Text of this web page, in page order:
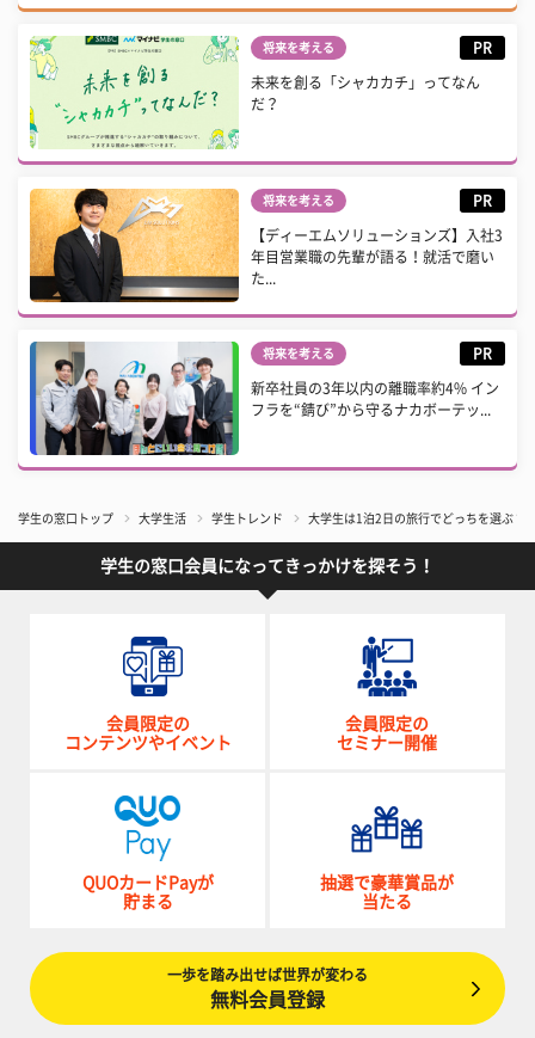
将来を考える PR
未来を創る「シャカカチ」ってなん
だ？
将来を考える PR
【ディーエムソリューションズ】入社3
年目営業職の先輩が語る！就活で磨い
た...
将来を考える PR
新卒社員の3年以内の離職率約4% イン
フラを“錆び”から守るナカボーテッ...
学生の窓口トップ 大学生活 学生トレンド 大学生は1泊2日の旅行でどっちを選ぶ？
学生の窓口会員になってきっかけを探そう！
会員限定の
コンテンツやイベント
会員限定の
セミナー開催
QUOカードPayが
貯まる
抽選で豪華賞品が
当たる
一歩を踏み出せば世界が変わる
無料会員登録